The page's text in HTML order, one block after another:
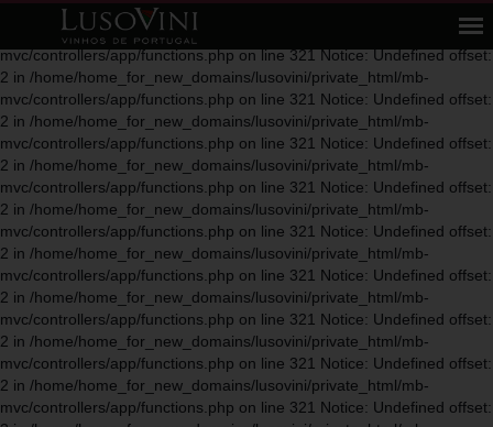
Notice: Undefined offset: 2 in
/home/home_for_new_domains/lusovini/private_html/mb-
mvc/controllers/app/functions.php on line 321 Notice: Undefined offset:
2 in /home/home_for_new_domains/lusovini/private_html/mb-
mvc/controllers/app/functions.php on line 321 Notice: Undefined offset:
2 in /home/home_for_new_domains/lusovini/private_html/mb-
mvc/controllers/app/functions.php on line 321 Notice: Undefined offset:
2 in /home/home_for_new_domains/lusovini/private_html/mb-
mvc/controllers/app/functions.php on line 321 Notice: Undefined offset:
2 in /home/home_for_new_domains/lusovini/private_html/mb-
mvc/controllers/app/functions.php on line 321 Notice: Undefined offset:
2 in /home/home_for_new_domains/lusovini/private_html/mb-
mvc/controllers/app/functions.php on line 321 Notice: Undefined offset:
2 in /home/home_for_new_domains/lusovini/private_html/mb-
mvc/controllers/app/functions.php on line 321 Notice: Undefined offset:
2 in /home/home_for_new_domains/lusovini/private_html/mb-
mvc/controllers/app/functions.php on line 321 Notice: Undefined offset:
2 in /home/home_for_new_domains/lusovini/private_html/mb-
mvc/controllers/app/functions.php on line 321 Notice: Undefined offset: